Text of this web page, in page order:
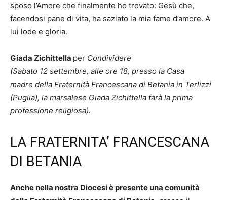
sposo l’Amore che finalmente ho trovato: Gesù che,
facendosi pane di vita, ha saziato la mia fame d’amore. A
lui lode e gloria.
Giada Zichittella per Condividere
(Sabato 12 settembre, alle ore 18, presso la Casa
madre della Fraternità Francescana di Betania in Terlizzi
(Puglia), la marsalese Giada Zichittella farà la prima
professione religiosa).
LA FRATERNITA’ FRANCESCANA
DI BETANIA
Anche nella nostra Diocesi è presente una comunità